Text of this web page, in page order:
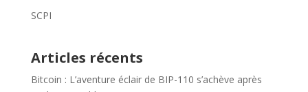
SCPI
Articles récents
Bitcoin : L’aventure éclair de BIP-110 s’achève après